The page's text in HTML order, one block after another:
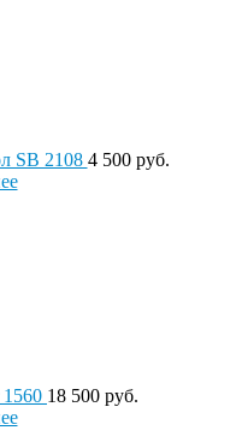
SB 2108 4 500 руб.
18 500 руб.